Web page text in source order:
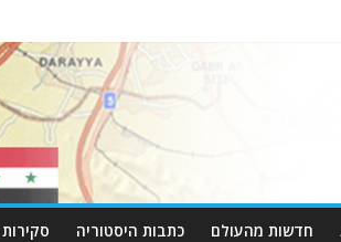
חדשות מהעולם כתבות היסטוריה